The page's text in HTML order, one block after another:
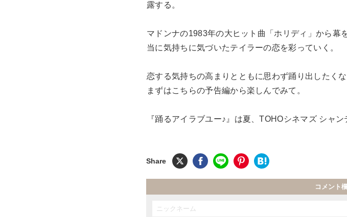
露する。
マドンナの1983年の大ヒット曲「ホリディ」から幕
当に気持ちに気づいたテイラーの恋を彩っていく。
恋する気持ちの高まりとともに思わず踊り出したく
まずはこちらの予告編から楽しんでみて。
『踊るアイラブユー♪』は夏、TOHOシネマズ シャン
コメント